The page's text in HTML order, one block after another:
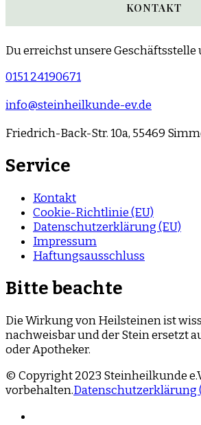
KONTAKT
Du erreichst unsere Geschäftsstelle
0151 24190671
info@steinheilkunde-ev.de
Friedrich-Back-Str. 10a, 55469
Service
Kontakt
Cookie-Richtlinie (EU)
Datenschutzerklärung (EU)
Impressum
Haftungsausschluss
Bitte beachte
Die Wirkung von Heilsteinen ist
nachweisbar und der Stein ersetzt
oder Apotheker.
© Copyright 2023 Steinheilkunde
vorbehalten.Datenschutzerklärung